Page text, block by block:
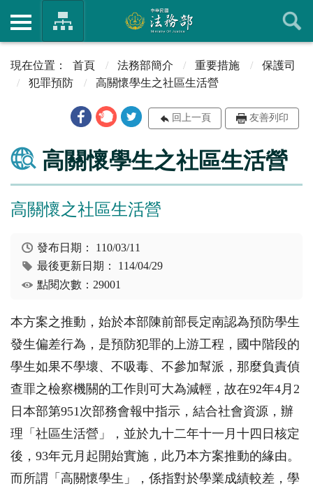
首頁 法務部簡介 重要措施
保護司
犯罪預防
高關懷學生之社區生活營
回上一頁 友善列印
高關懷學生之社區生活營
高關懷之社區生活營
發布日期： 110/03/11
最後更新日期： 114/04/29
點閱次數：29001
本方案之推動，始於本部陳前部長定南認為預防學生
發生偏差行為，是預防犯罪的上游工程，國中階段的
學生如果不學壞、不吸毒、不參加幫派，那麼負責偵
查罪之檢察機關的工作則可大為減輕，故在92年4月2
日本部第951次部務會報中指示，結合社會資源，辦
理「社區生活營」，並於九十二年十一月十四日核定
後，93年元月起開始實施，此乃本方案推動的緣由。
而所謂「高關懷學生」，係指對於學業成績較差，學